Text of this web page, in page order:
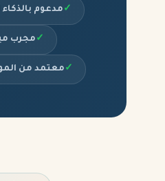
✓ مدعوم
✓ مجرب
✓ معتمد من